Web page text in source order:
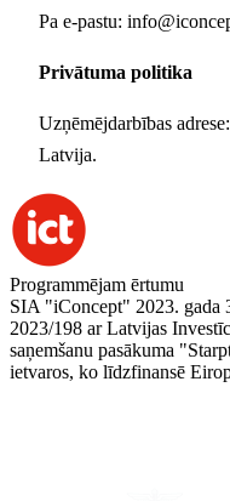
Pa e-pastu:
Privātuma politika
Uzņēmējdarbības
Latvija.
Programmējam ērtumu
SIA "iConcept" 2023.
2023/198 ar Latvijas
saņemšanu pasākuma
ietvaros, ko līdzfinansē